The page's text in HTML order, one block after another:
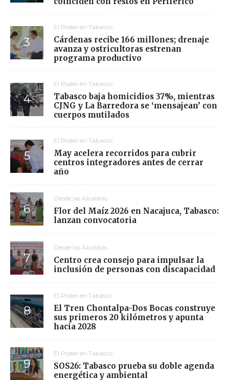
El Poder en Tabasco
Cárdenas recibe 166 millones; drenaje
avanza y ostricultoras estrenan
programa productivo
El Poder en Tabasco
Tabasco baja homicidios 37%, mientras
CJNG y La Barredora se ‘mensajean’ con
cuerpos mutilados
El Poder en Tabasco
May acelera recorridos para cubrir
centros integradores antes de cerrar
año
Desde las Alcaldías
Flor del Maíz 2026 en Nacajuca, Tabasco:
lanzan convocatoria
Desde las Alcaldías
Centro crea consejo para impulsar la
inclusión de personas con discapacidad
El Poder en Tabasco
El Tren Chontalpa-Dos Bocas construye
sus primeros 20 kilómetros y apunta
hacia 2028
El Poder en Tabasco
SOS26: Tabasco prueba su doble agenda
energética y ambiental